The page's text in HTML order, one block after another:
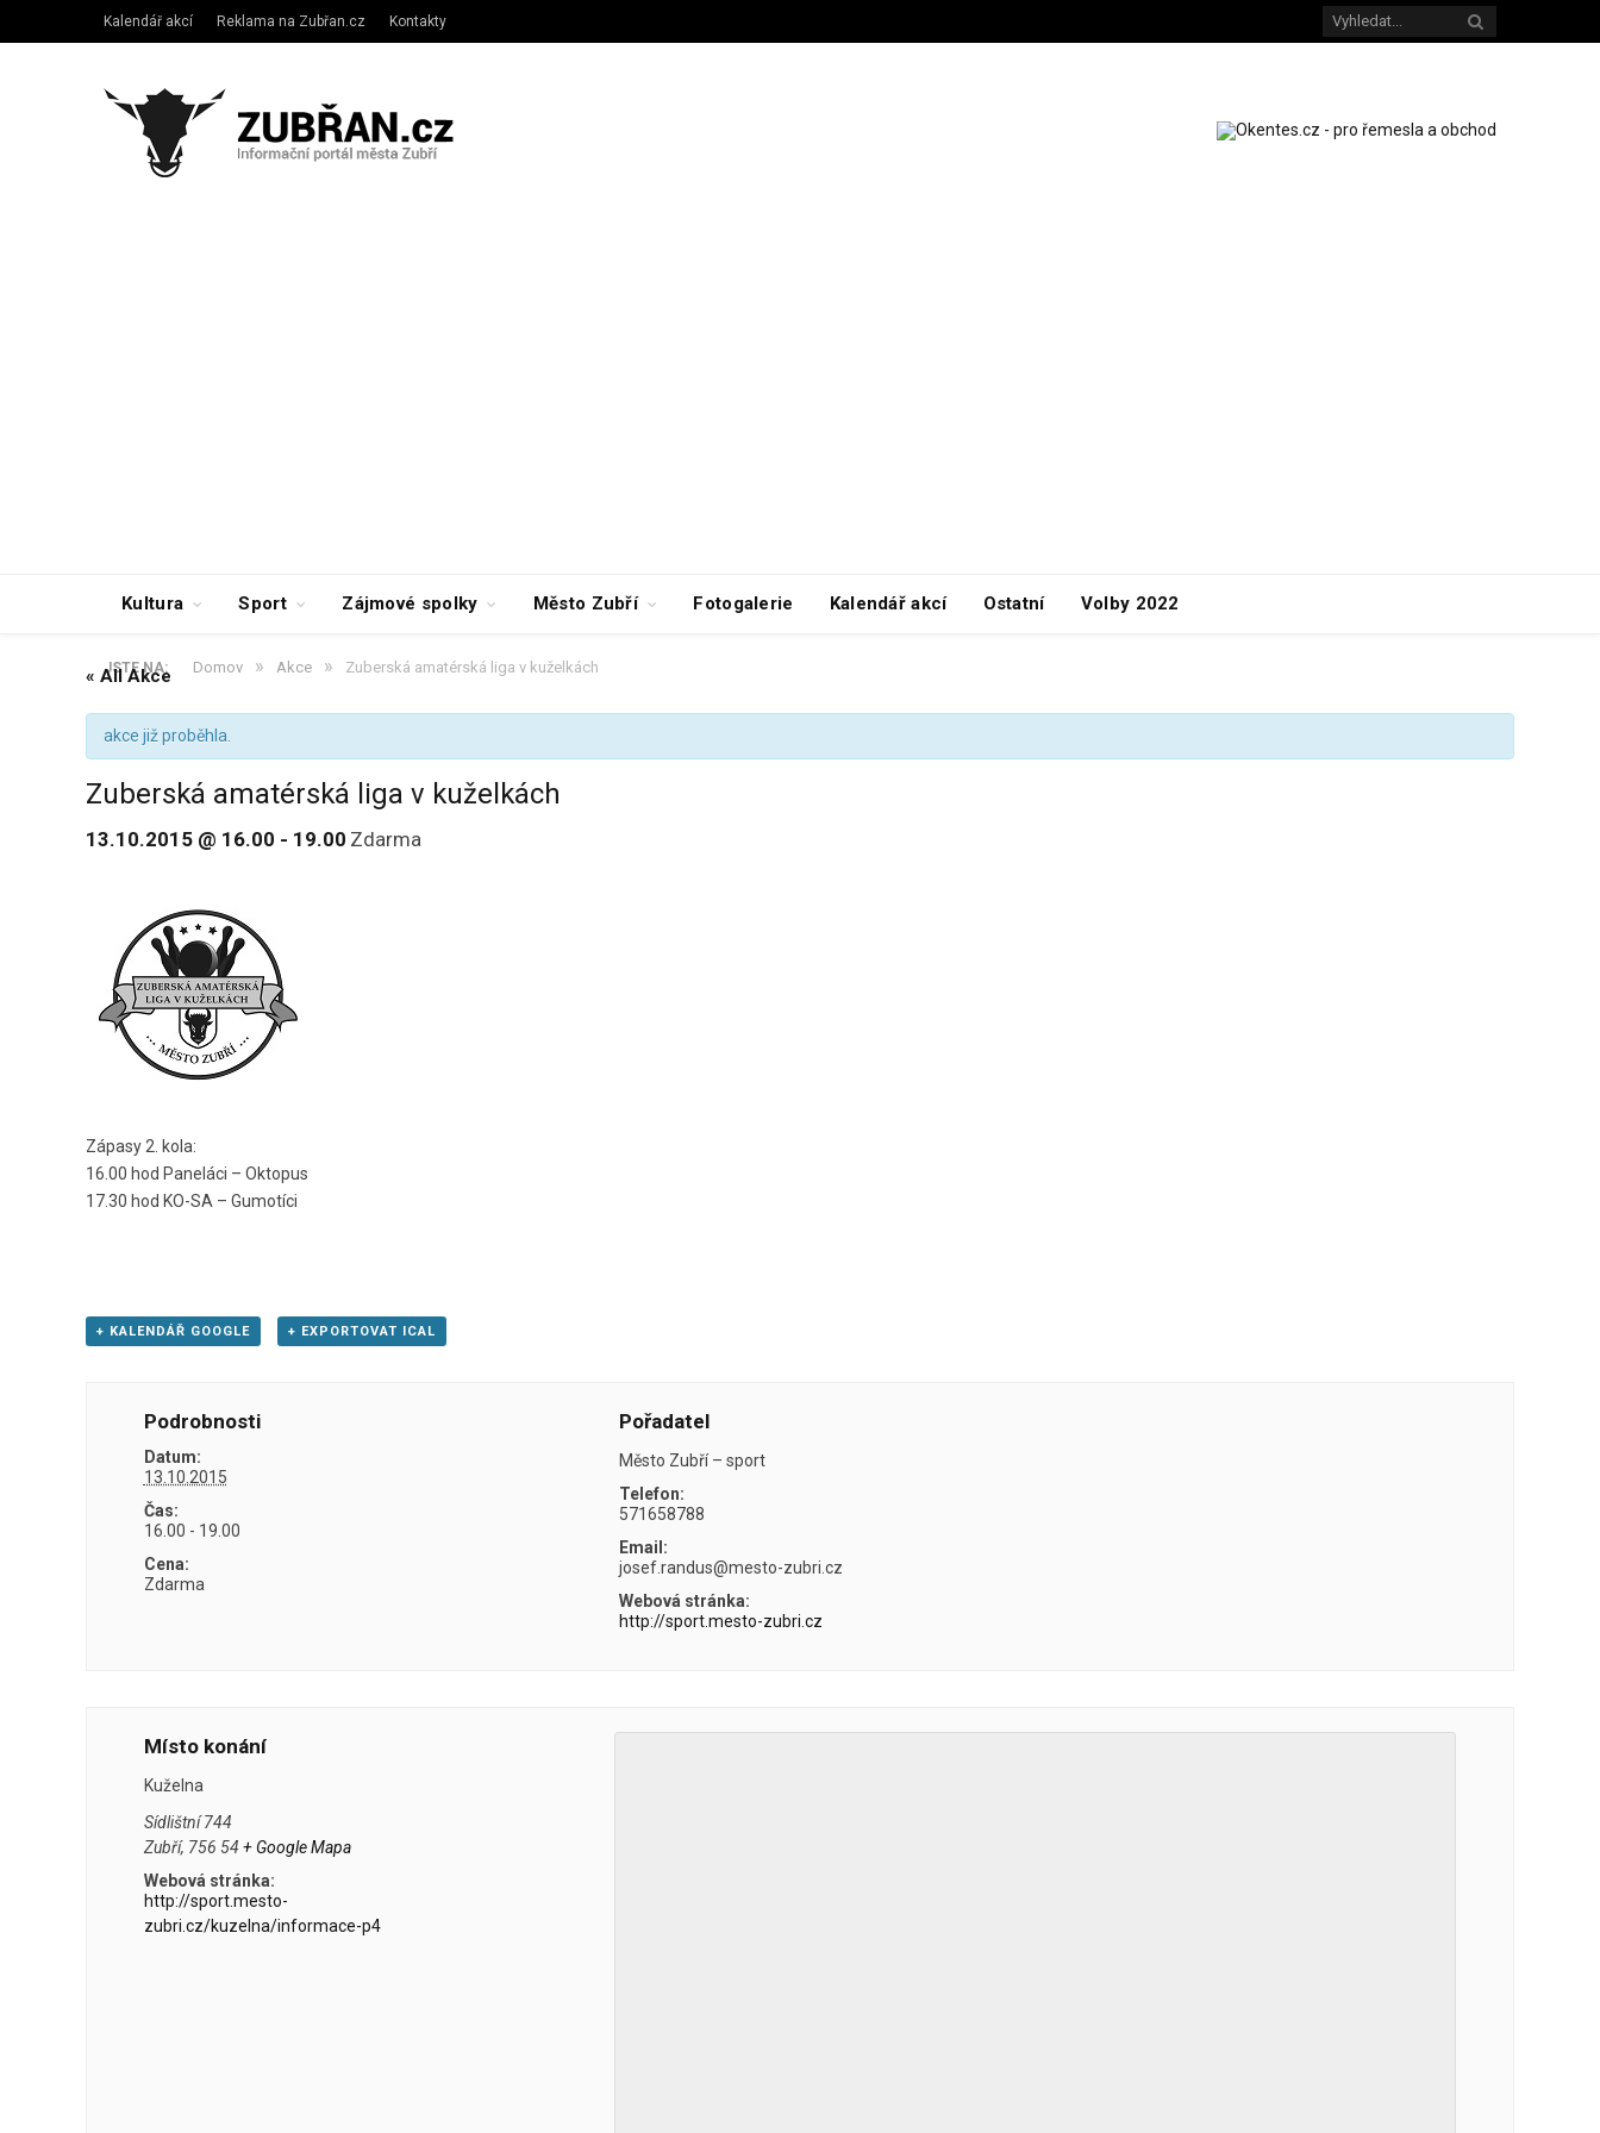
Kalendář akcí Reklama na Zubřan.cz Kontakty
Kultura Sport Zájmové spolky Město Zubří Fotogalerie Kalendář akcí Ostatní Volby 2022
JSTE NA: Domov » Akce » Zuberská amatérská liga v kuželkách
« All Akce
akce již proběhla.
Zuberská amatérská liga v kuželkách
13.10.2015 @ 16.00 - 19.00 Zdarma
Zápasy 2. kola:
16.00 hod Paneláci – Oktopus
17.30 hod KO-SA – Gumotíci
+ KALENDÁŘ GOOGLE + EXPORTOVAT ICAL
Podrobnosti
Datum:
13.10.2015
Čas:
16.00 - 19.00
Cena:
Zdarma
Pořadatel
Město Zubří – sport
Telefon:
571658788
Email:
josef.randus@mesto-zubri.cz
Webová stránka:
http://sport.mesto-zubri.cz
Místo konání
Kuželna
Sídlištní 744
Zubří, 756 54 + Google Mapa
Webová stránka:
http://sport.mesto-
zubri.cz/kuzelna/informace-p4